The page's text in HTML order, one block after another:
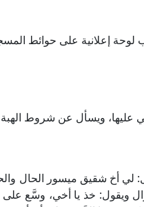
إعلانية على حوائط
عليها، ويسأل عن شروط
لي أخ شقيق ميسور الحال
ويقول: خذ يا أخي، وسَّع